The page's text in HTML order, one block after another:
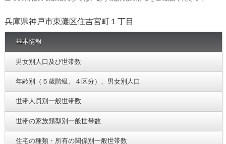
兵庫県神戸市東灘区住吉宮町１丁目
基本情報
男女別人口及び世帯数
年齢別（５歳階級、４区分）、男女別人口
世帯人員別一般世帯数
世帯の家族類型別一般世帯数
住宅の種類・所有の関係別一般世帯数